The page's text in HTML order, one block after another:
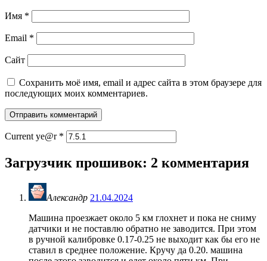
Имя *
Email *
Сайт
Сохранить моё имя, email и адрес сайта в этом браузере для
последующих моих комментариев.
Current ye@r *
Загрузчик прошивок: 2 комментария
Александр 21.04.2024
Машина проезжает около 5 км глохнет и пока не сниму
датчики и не поставлю обратно не заводится. При этом
в ручной калибровке 0.17-0.25 не выходит как бы его не
ставил в среднее положение. Кручу да 0.20. машина